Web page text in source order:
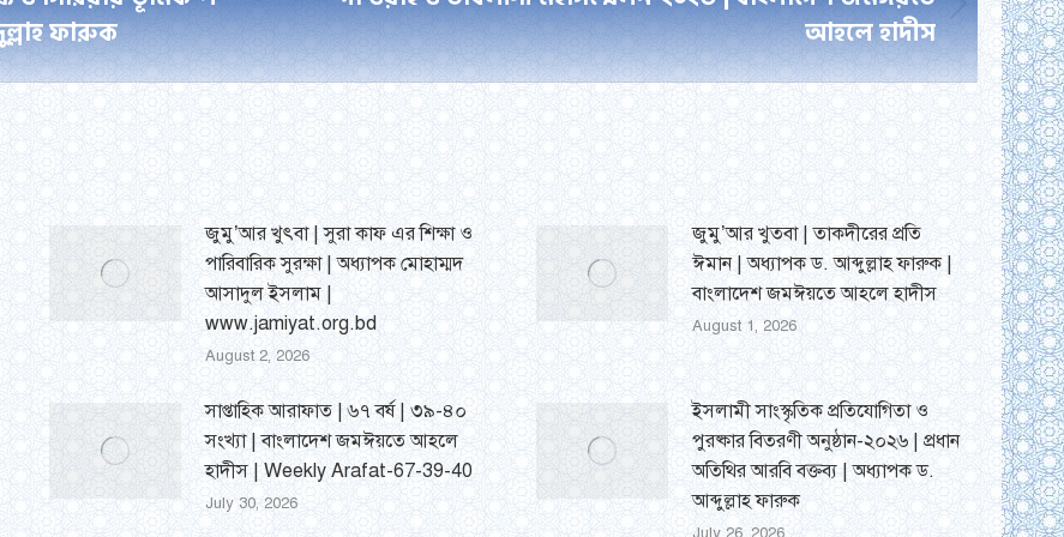
ফারুক
Next
post:
আহলে হাদীস
জুমু’আর খুৎবা | সুরা কাফ এর শিক্ষা ও
পারিবারিক সুরক্ষা | অধ্যাপক মোহাম্মদ
আসাদুল ইসলাম |
www.jamiyat.org.bd
August 2, 2026
জুমু’আর খুতবা | তাকদীরের প্রতি
ঈমান | অধ্যাপক ড. আব্দুল্লাহ ফারুক |
বাংলাদেশ জমঈয়তে আহলে হাদীস
August 1, 2026
সাপ্তাহিক আরাফাত | ৬৭ বর্ষ | ৩৯-৪০
সংখ্যা | বাংলাদেশ জমঈয়তে আহলে
হাদীস | Weekly Arafat-67-39-40
July 30, 2026
ইসলামী সাংস্কৃতিক প্রতিযোগিতা ও
পুরষ্কার বিতরণী অনুষ্ঠান-২০২৬ | প্রধান
অতিথির আরবি বক্তব্য | অধ্যাপক ড.
আব্দুল্লাহ ফারুক
July 26, 2026